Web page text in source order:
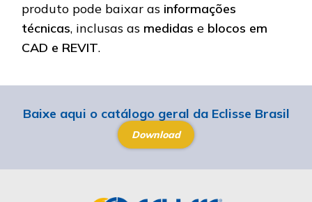
produto pode baixar as informações
técnicas, inclusas asmedidas e blocos em
CAD e REVIT.
Baixe aqui o catálogo geral da Eclisse Brasil
Download